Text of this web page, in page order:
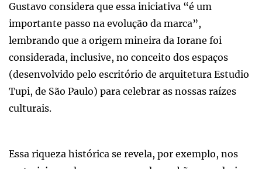
Gustavo considera que essa iniciativa “é um
importante passo na evolução da marca”,
lembrando que a origem mineira da Iorane foi
considerada, inclusive, no conceito dos espaços
(desenvolvido pelo escritório de arquitetura Estudio
Tupi, de São Paulo) para celebrar as nossas raízes
culturais.
Essa riqueza histórica se revela, por exemplo, nos